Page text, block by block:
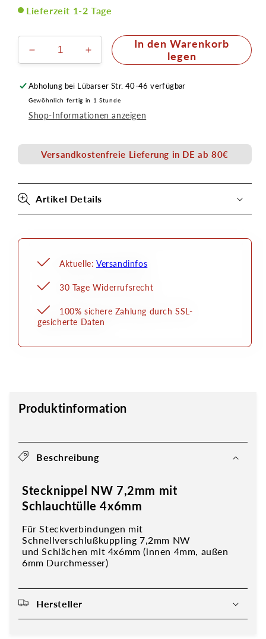
Lieferzeit 1-2 Tage
Verringere
die
Menge
für
Stecknippel
NW
mit
Schlauchtülle
4x6mm
Erhöhe
die
Menge
für
Stecknippel
NW
mit
Schlauchtülle
4x6mm
In den Warenkorb
legen
Abholung bei Lübarser Str. 40-46 verfügbar
Gewöhnlich fertig in 1 Stunde
Shop-Informationen anzeigen
Versandkostenfreie Lieferung in DE ab 80€
Artikel Details
Aktuelle: Versandinfos
30 Tage Widerrufsrecht
100% sichere Zahlung durch SSL-
gesicherte Daten
Produktinformation
Beschreibung
Stecknippel NW 7,2mm mit
Schlauchtülle 4x6mm
Für Steckverbindungen mit
Schnellverschlußkuppling 7,2mm NW
und Schlächen mit 4x6mm (innen 4mm, außen
6mm Durchmesser)
Hersteller